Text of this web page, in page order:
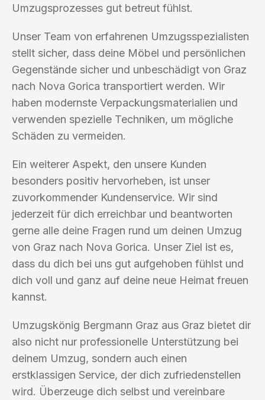
Umzugsprozesses gut betreut fühlst.
Unser Team von erfahrenen Umzugsspezialisten
stellt sicher, dass deine Möbel und persönlichen
Gegenstände sicher und unbeschädigt von Graz
nach Nova Gorica transportiert werden. Wir
haben modernste Verpackungsmaterialien und
verwenden spezielle Techniken, um mögliche
Schäden zu vermeiden.
Ein weiterer Aspekt, den unsere Kunden
besonders positiv hervorheben, ist unser
zuvorkommender Kundenservice. Wir sind
jederzeit für dich erreichbar und beantworten
gerne alle deine Fragen rund um deinen Umzug
von Graz nach Nova Gorica. Unser Ziel ist es,
dass du dich bei uns gut aufgehoben fühlst und
dich voll und ganz auf deine neue Heimat freuen
kannst.
Umzugskönig Bergmann Graz aus Graz bietet dir
also nicht nur professionelle Unterstützung bei
deinem Umzug, sondern auch einen
erstklassigen Service, der dich zufriedenstellen
wird. Überzeuge dich selbst und vereinbare